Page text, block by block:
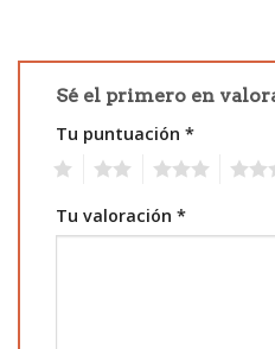
Sé el primero en
Tu puntuación *
Tu valoración *